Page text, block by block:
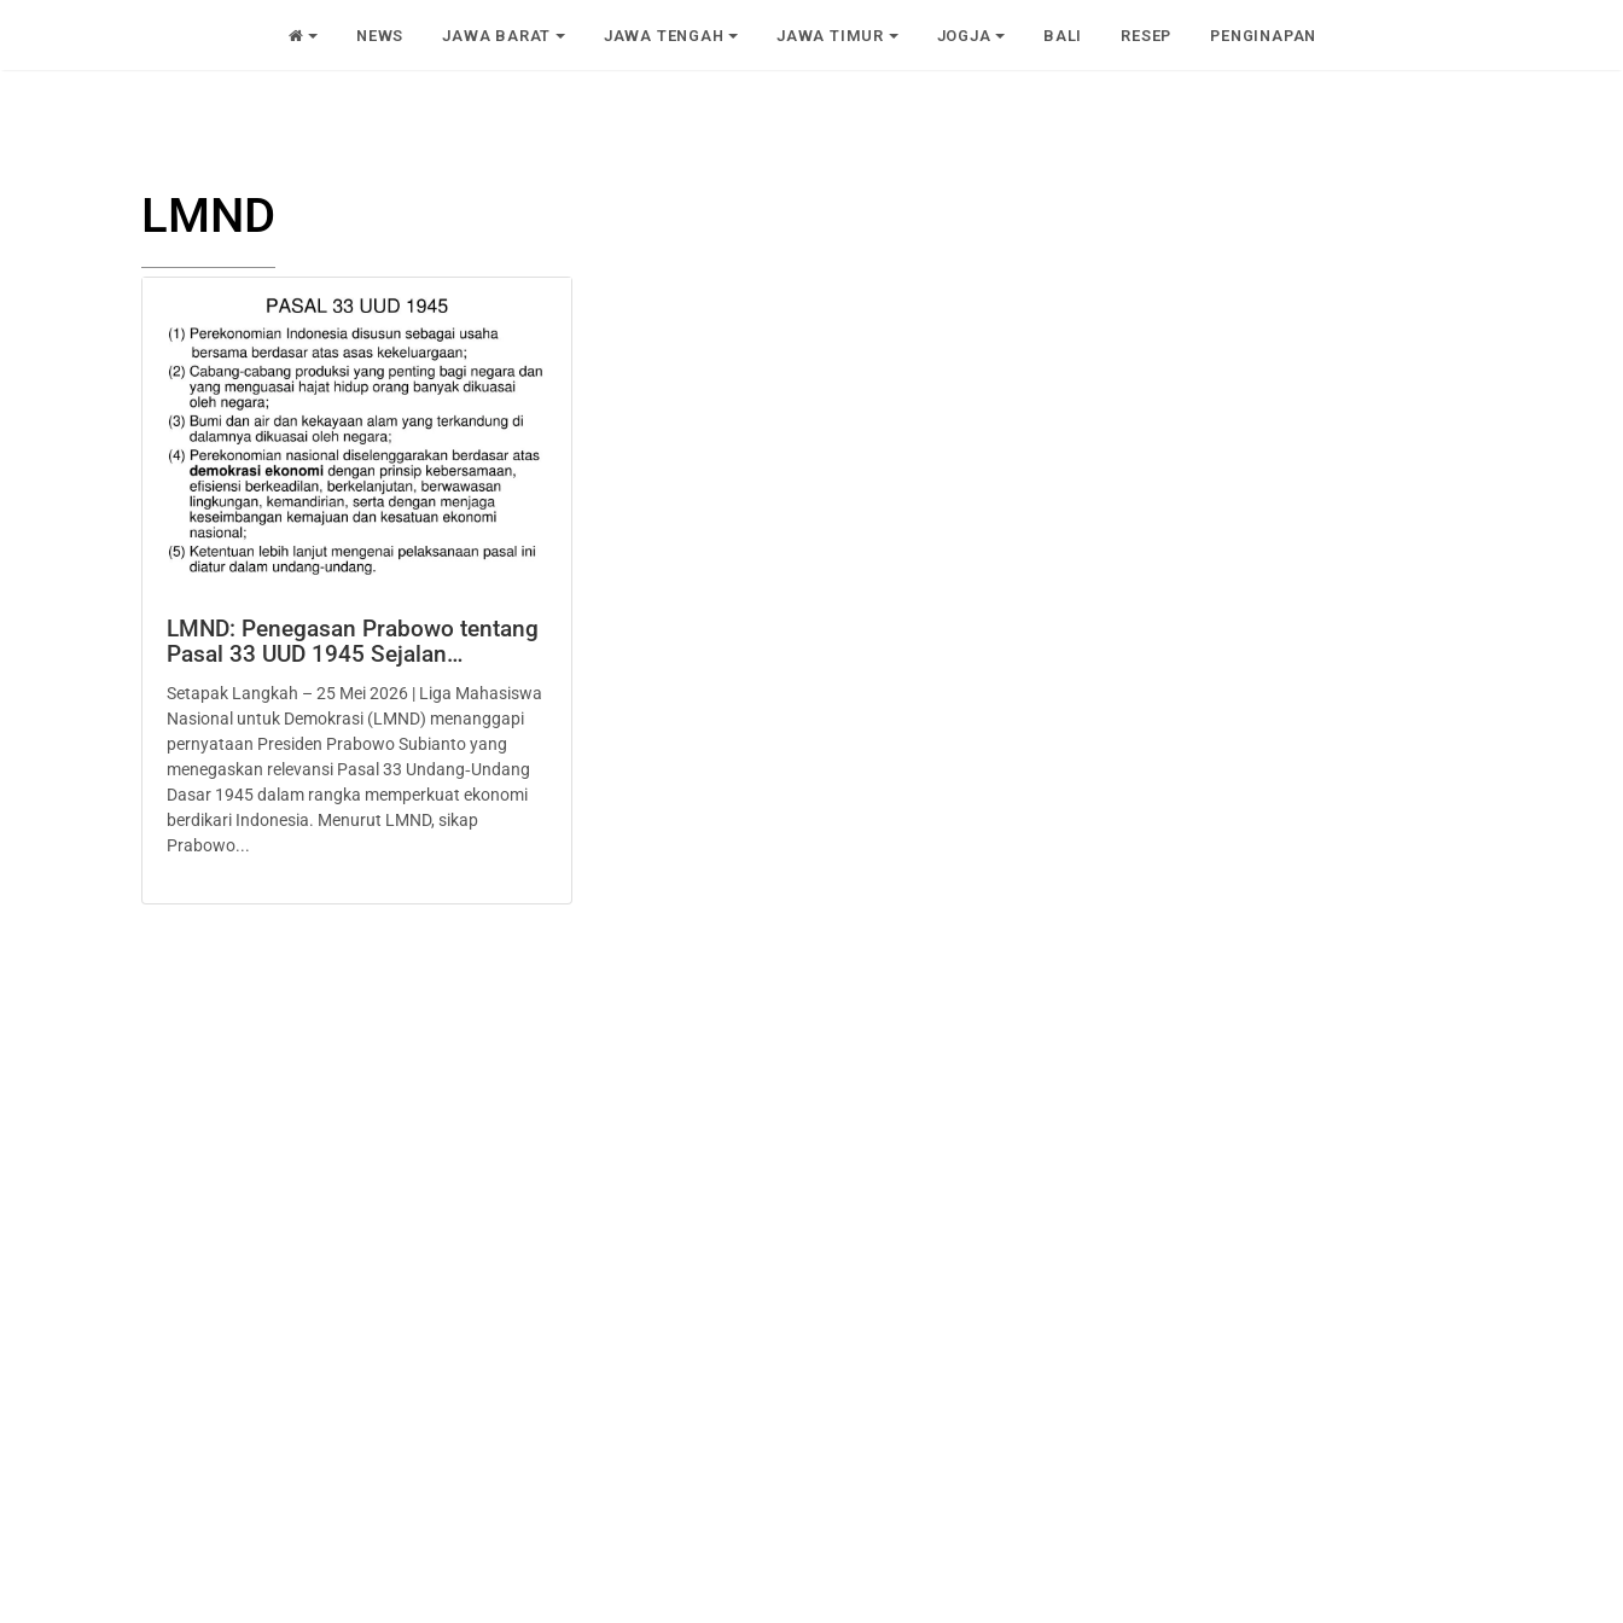
NEWS JAWA BARAT JAWA TENGAH JAWA TIMUR JOGJA BALI RESEP PENGINAPAN
LMND
LMND: Penegasan Prabowo tentang
Pasal 33 UUD 1945 Sejalan…
Setapak Langkah – 25 Mei 2026 | Liga Mahasiswa
Nasional untuk Demokrasi (LMND) menanggapi
pernyataan Presiden Prabowo Subianto yang
menegaskan relevansi Pasal 33 Undang‑Undang
Dasar 1945 dalam rangka memperkuat ekonomi
berdikari Indonesia. Menurut LMND, sikap
Prabowo...